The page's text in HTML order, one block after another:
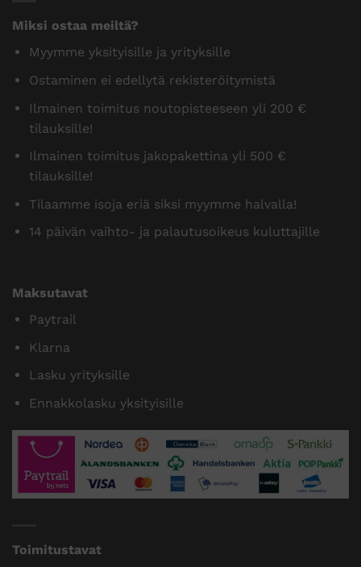
Miksi ostaa meiltä?
Myymme yksityisille ja yrityksille
Ostaminen ei edellytä rekisteröitymistä
Ilmainen toimitus noutopisteeseen yli 200 €
tilauksille!
Ilmainen toimitus jakopakettina yli 500 €
tilauksille!
Tilaamme isoja eriä siksi myymme halvalla!
14 päivän vaihto- ja palautusoikeus kuluttajille
Maksutavat
Paytrail
Klarna
Lasku yrityksille
Ennakkolasku yksityisille
Toimitustavat